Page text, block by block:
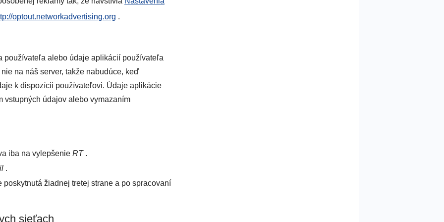
optout.networkadvertising.org .
používateľa alebo údaje aplikácií používateľa
na náš server, takže nabudúce, keď
k dispozícii používateľovi. Údaje aplikácie
vstupných údajov alebo vymazaním
iba na vylepšenie RT.
.
žiadnej tretej strane a po spracovaní
sieťach